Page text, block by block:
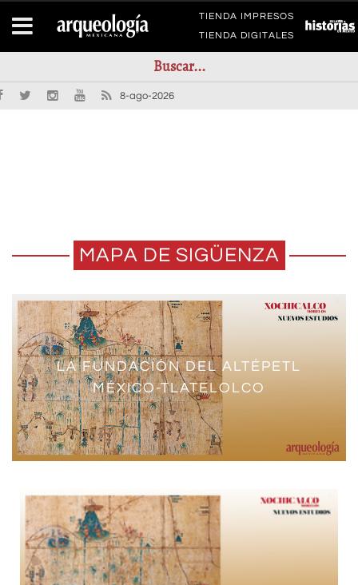
TIENDA IMPRESOS
TIENDA DIGITALES
8-ago-2026
MAPA DE SIGÜENZA
LA FUNDACIÓN DEL ALTÉPETL
MÉXICO-TLATELOLCO